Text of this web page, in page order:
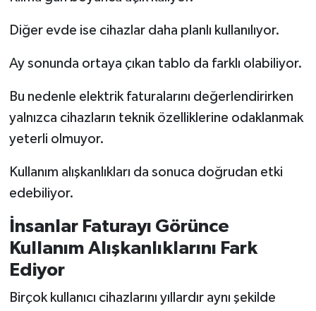
Diğer evde ise cihazlar daha planlı kullanılıyor.
Ay sonunda ortaya çıkan tablo da farklı olabiliyor.
Bu nedenle elektrik faturalarını değerlendirirken
yalnızca cihazların teknik özelliklerine odaklanmak
yeterli olmuyor.
Kullanım alışkanlıkları da sonuca doğrudan etki
edebiliyor.
İnsanlar Faturayı Görünce
Kullanım Alışkanlıklarını Fark
Ediyor
Birçok kullanıcı cihazlarını yıllardır aynı şekilde